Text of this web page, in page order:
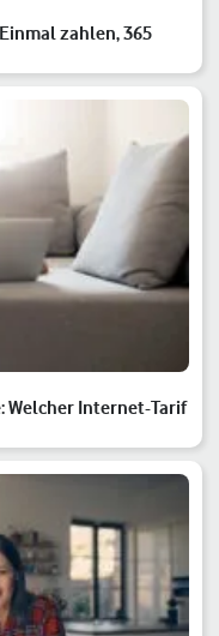
zahlen, 365
Welcher Internet-Tarif